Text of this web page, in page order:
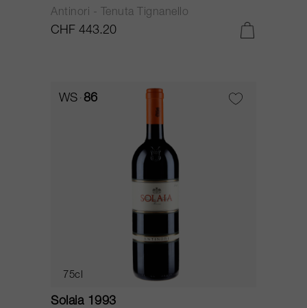
Antinori - Tenuta Tignanello
CHF 443.20
WS 86
75cl
Solaia 1993